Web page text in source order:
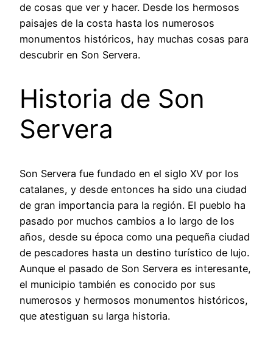
de cosas que ver y hacer. Desde los hermosos
paisajes de la costa hasta los numerosos
monumentos históricos, hay muchas cosas para
descubrir en Son Servera.
Historia de Son
Servera
Son Servera fue fundado en el siglo XV por los
catalanes, y desde entonces ha sido una ciudad
de gran importancia para la región. El pueblo ha
pasado por muchos cambios a lo largo de los
años, desde su época como una pequeña ciudad
de pescadores hasta un destino turístico de lujo.
Aunque el pasado de Son Servera es interesante,
el municipio también es conocido por sus
numerosos y hermosos monumentos históricos,
que atestiguan su larga historia.